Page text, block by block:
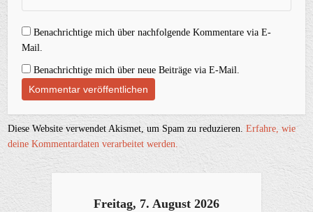
Benachrichtige mich über nachfolgende Kommentare via E-
Mail.
Benachrichtige mich über neue Beiträge via E-Mail.
Diese Website verwendet Akismet, um Spam zu reduzieren.Erfahre, wie
deine Kommentardaten verarbeitet werden.
Freitag, 7. August 2026